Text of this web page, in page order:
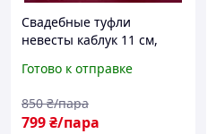
Свадебные туфли
невесты каблук 11 см,
Готово к отправке
799₴/пара
850 ₴/пара